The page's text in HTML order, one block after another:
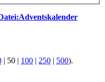
| 50 | 100 | 250 | 500).